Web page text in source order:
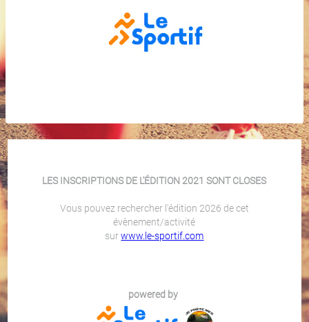
LES INSCRIPTIONS DE L'ÉDITION 2021 SONT CLOSES
Vous pouvez rechercher l'édition 2026 de cet
évènement/activité
surwww.le-sportif.com
powered by